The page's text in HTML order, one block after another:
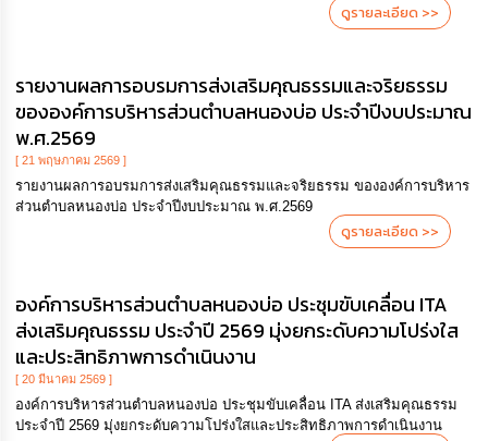
ดูรายละเอียด >>
รายงานผลการอบรมการส่งเสริมคุณธรรมและจริยธรรม
ขององค์การบริหารส่วนตำบลหนองบ่อ ประจำปีงบประมาณ
พ.ศ.2569
[ 21 พฤษภาคม 2569 ]
รายงานผลการอบรมการส่งเสริมคุณธรรมและจริยธรรม ขององค์การบริหาร
ส่วนตำบลหนองบ่อ ประจำปีงบประมาณ พ.ศ.2569
ดูรายละเอียด >>
องค์การบริหารส่วนตำบลหนองบ่อ ประชุมขับเคลื่อน ITA
ส่งเสริมคุณธรรม ประจำปี 2569 มุ่งยกระดับความโปร่งใส
และประสิทธิภาพการดำเนินงาน
[ 20 มีนาคม 2569 ]
องค์การบริหารส่วนตำบลหนองบ่อ ประชุมขับเคลื่อน ITA ส่งเสริมคุณธรรม
ประจำปี 2569 มุ่งยกระดับความโปร่งใสและประสิทธิภาพการดำเนินงาน